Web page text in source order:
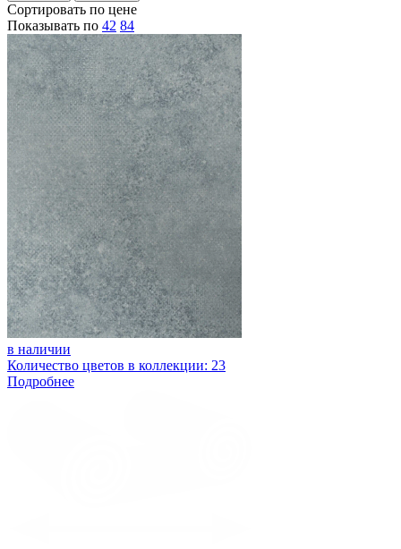
Сортировать по цене
Показывать по 42 84
в наличии
Количество цветов в коллекции: 23
Подробнее